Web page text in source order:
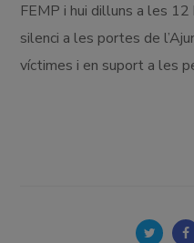
FEMP i hui dilluns a les
silenci a les portes de
víctimes i en suport a les